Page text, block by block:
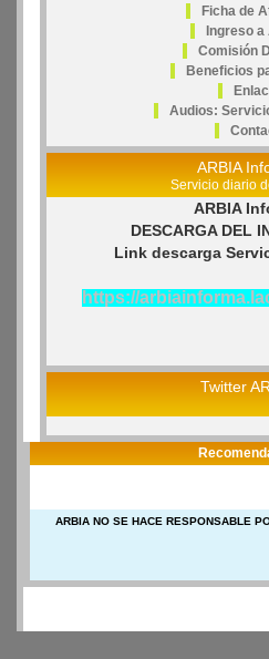
Ficha de
Ingreso a
Comisión
Beneficios
Audios:
ARBIA
Servicio diario
ARBIA
DESCARGA DEL
Link descarga
https://
Twitter
ARBIA NO SE HACE RESPONSABLE